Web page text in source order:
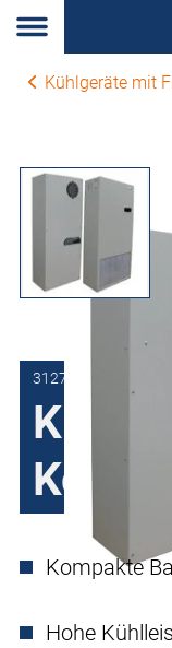
Kühlgeräte mit
3127-1000-23-37
Kompakte
Hohe